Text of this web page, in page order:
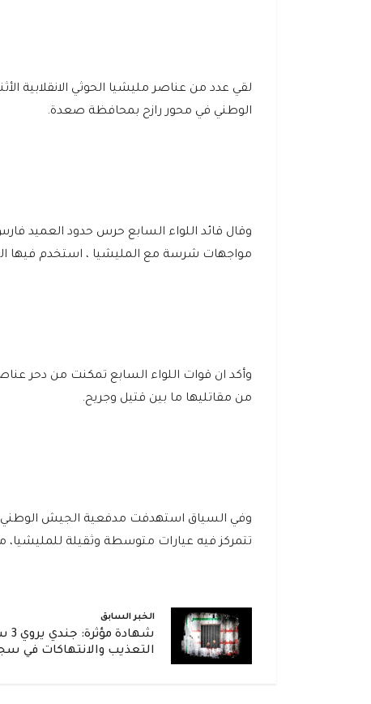
لقي عدد من عناصر مليشيا الحوثي
الوطني في محور رازح بمحافظة صعدة.
وقال قائد اللواء السابع حرس حدود العميد
مواجهات شرسة مع المليشيا ، استخدم فيها
وأكد ان قوات اللواء السابع تمكنت من دحر
من مقاتليها ما بين قتيل وجريح.
وفي السياق استهدفت مدفعية الجيش الوطني
تتمركز فيه عيارات متوسطة وثقيلة للمليشيا،
الخبر السابق
التعذيب والانتهاكات في